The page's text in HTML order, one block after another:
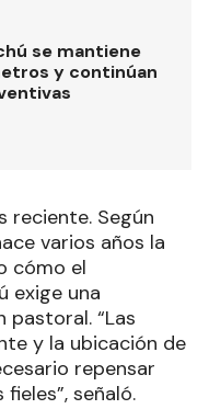
se mantiene
y continúan
reciente. Según
varios años la
cómo el
exige una
pastoral. “Las
y la ubicación de
repensar
señaló.